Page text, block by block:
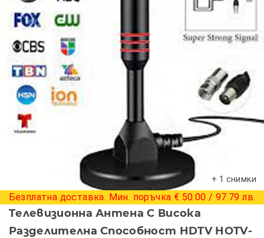
+ 1 снимки
Безплатна доставка. Мин. поръчка € 50.00 / 97.79 лв.
Tелевизионна Антена С Висока
Разделителна Способност HDTV HOTV-